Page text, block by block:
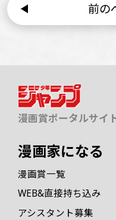
前の
漫画賞ポータルサイ
漫画家になる
漫画賞一覧
WEB&直接持ち込み
アシスタント募集